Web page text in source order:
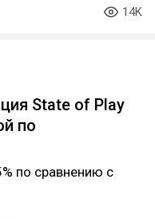
14K
State of Play
по
по сравнению с